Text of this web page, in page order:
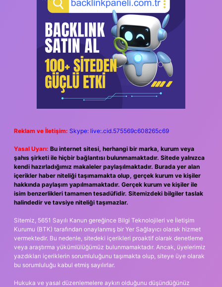
Reklam ve İletişim: Skype: live:.cid.575569c608265c69
Yasal Uyarı: Bu internet sitesi, herhangi bir marka, kurum veya
şahıs şirketi ile hiçbir bağlantısı bulunmamaktadır. Sitede yalnızca
kendi hazırladığımız makaleler paylaşılmaktadır. Burada yer alan
içerikler haber niteliği taşımamakta olup, gerçek kurum ve kişiler
hakkında paylaşım yapılmamaktadır. Gerçek kurum ve kişiler ile
isim benzerlikleri tamamen tesadüfidir. Sitemizdeki bilgiler taslak
halindedir ve tavsiye niteliği taşımazlar.
Sitemiz, 5651 Sayılı Kanun gereğince Bilgi Teknolojileri ve İletişim
Kurumu (BTK) tarafından onaylanmış bir Yer Sağlayıcı olarak hizmet
vermektedir. Bu nedenle, sitedeki içerikleri proaktif olarak denetleme
veya araştırma yükümlülüğümüz bulunmamaktadır. Ancak, üyelerimiz
yazdıkları içeriklerin sorumluluğunu taşımakta olup, siteye üye olarak
bu sorumluluğu kabul etmiş sayılırlar.
Hukuka ve yasal düzenlemelere aykırı olduğunu düşündüğünüz